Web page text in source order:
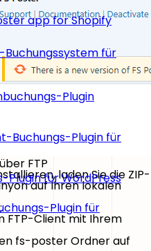
app for Shopify
für
Plugin
Buchungs-Plugin für
Plugin für WordPress
Plugin für
FTP
laden Sie die ZIP-
auf Ihren lokalen
FTP-Client mit Ihrem
fs-poster Ordner auf